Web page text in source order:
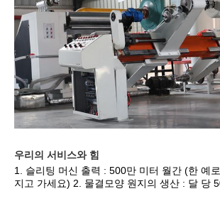
우리의 서비스와 힘
1. 슬리팅 머신 출력 : 500만 미터 월간 (한 예
지고 가세요) 2. 물결모양 원지의 생산 : 달 당